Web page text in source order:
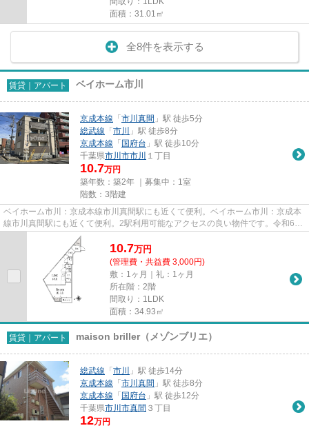
面積：31.01㎡
全8件を表示する
賃貸｜アパート ベイホーム市川
京成本線 「 市川真間 」駅 徒歩5分
総武線 「 市川
」駅 徒歩8分
京成本線 「 国府台 」駅 徒歩10分
千葉県市川市市川 １丁目
10.7万円
築年数：築2年 ｜募集中： 1室
階数：3階建
ベイホーム市川：京成本線市川真間駅にも近くて便利。ベイホーム市川：京成本
線市川真間駅にも近くて便利。2駅利用可能なアクセスの良い物件です。令和6年
築の物件です。当社スタッフ...
10.7万円
(管理費・共益費 3,000円)
敷：1ヶ月｜礼：1ヶ月
所在階：2階
間取り：1LDK
面積：34.93㎡
賃貸｜アパート maison briller（メゾンブリエ）
総武線 「 市川
」駅 徒歩14分
京成本線 「 市川真間 」駅 徒歩8分
京成本線 「 国府台 」駅 徒歩12分
千葉県市川市真間 ３丁目
12万円